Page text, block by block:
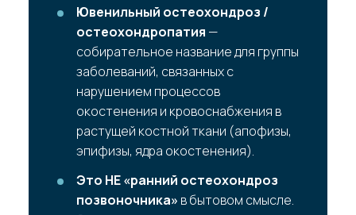
Ювенильный остеохондроз /
остеохондропатия —
собирательное название для группы
заболеваний, связанных с
нарушением процессов
окостенения и кровоснабжения в
растущей костной ткани (апофизы,
эпифизы, ядра окостенения).
Это НЕ «ранний остеохондроз
позвоночника» в бытовом смысле.